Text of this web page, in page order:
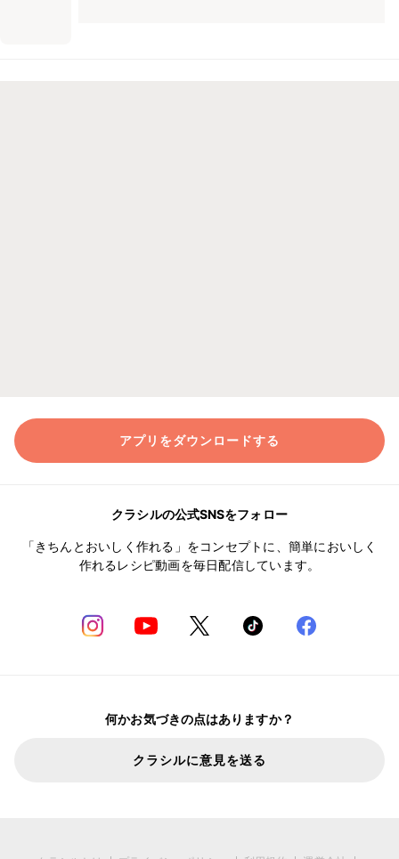
アプリをダウンロードする
クラシルの公式SNSをフォロー
「きちんとおいしく作れる」をコンセプトに、簡単においしく
作れるレシピ動画を毎日配信しています。
何かお気づきの点はありますか？
クラシルに意見を送る